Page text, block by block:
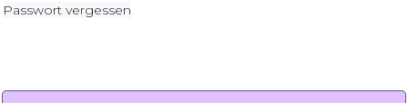
Passwort vergessen